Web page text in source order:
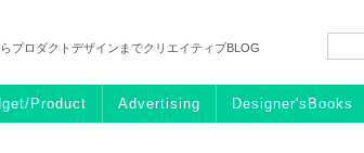
プロダクトデザインまでクリエイティブBLOG
Product Advertising Designer'sBooks